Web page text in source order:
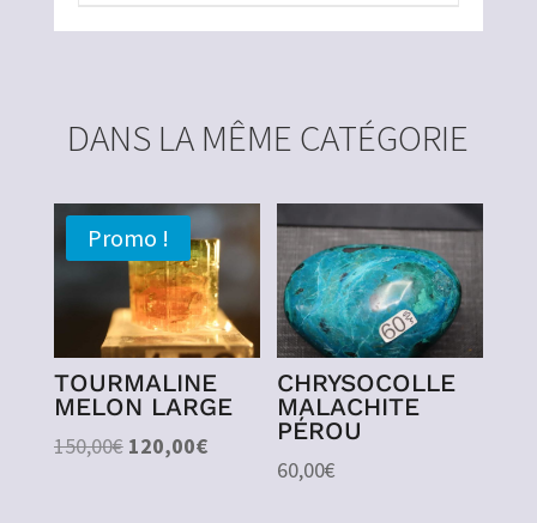
DANS LA MÊME CATÉGORIE
Promo !
TOURMALINE
MELON LARGE
150,00€ Le
120,00€Le
CHRYSOCOLLE
MALACHITE
PÉROU
60,00€